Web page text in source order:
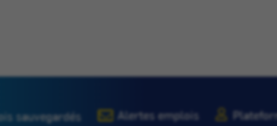
sauvegardés Alertes emplois